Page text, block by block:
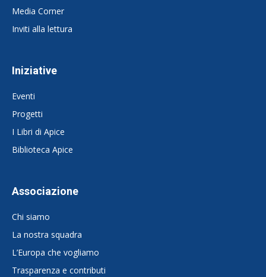
Media Corner
Inviti alla lettura
Iniziative
Eventi
Progetti
I Libri di Apice
Biblioteca Apice
Associazione
Chi siamo
La nostra squadra
L’Europa che vogliamo
Trasparenza e contributi